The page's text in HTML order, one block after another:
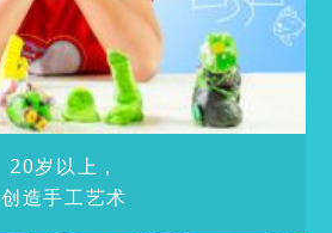
20岁以上，
创造手工艺术